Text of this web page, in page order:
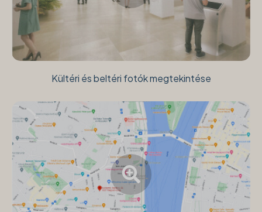
Kültéri és beltéri fotók megtekintése